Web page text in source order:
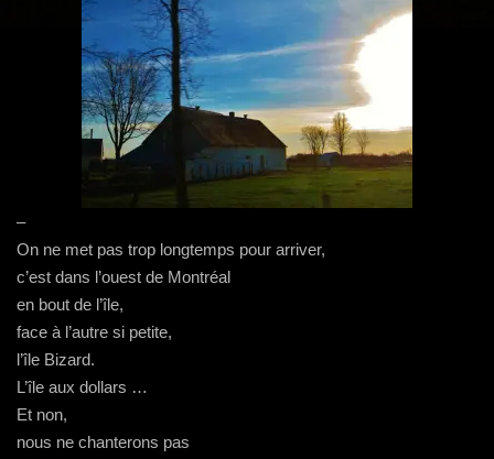
–
On ne met pas trop longtemps pour arriver,
c’est dans l’ouest de Montréal
en bout de l’île,
face à l’autre si petite,
l’île Bizard.
L’île aux dollars …
Et non,
nous ne chanterons pas